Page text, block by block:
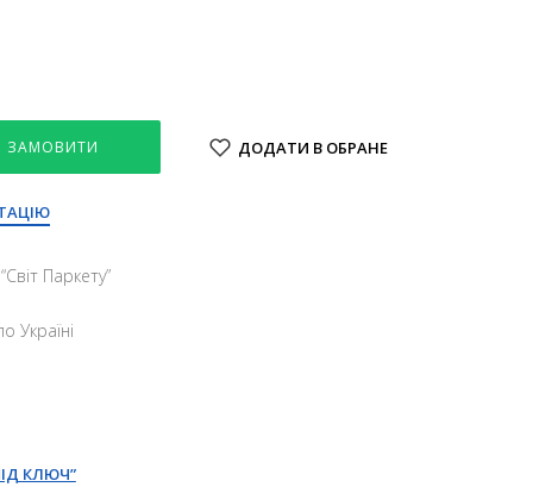
ЗАМОВИТИ ДОДАТИ В ОБРАНЕ
Паркету”
КЛЮЧ”